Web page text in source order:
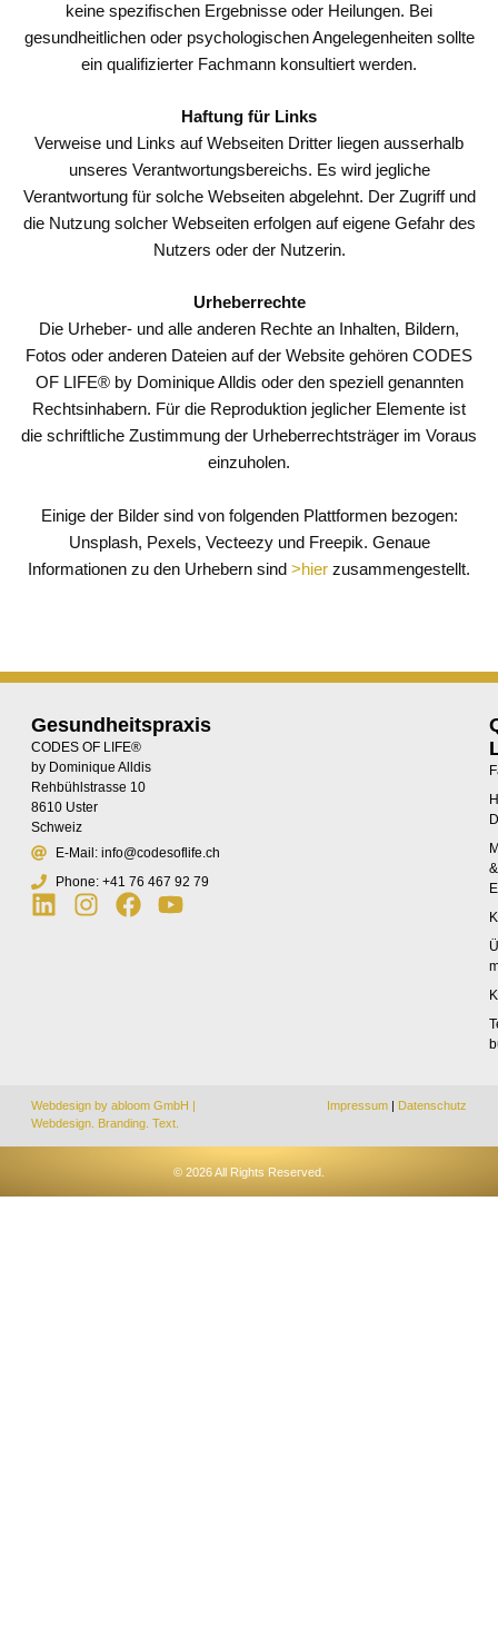
keine spezifischen Ergebnisse oder Heilungen. Bei
gesundheitlichen oder psychologischen Angelegenheiten sollte
ein qualifizierter Fachmann konsultiert werden.
Haftung für Links
Verweise und Links auf Webseiten Dritter liegen ausserhalb
unseres Verantwortungsbereichs. Es wird jegliche
Verantwortung für solche Webseiten abgelehnt. Der Zugriff und
die Nutzung solcher Webseiten erfolgen auf eigene Gefahr des
Nutzers oder der Nutzerin.
Urheberrechte
Die Urheber- und alle anderen Rechte an Inhalten, Bildern,
Fotos oder anderen Dateien auf der Website gehören CODES
OF LIFE® by Dominique Alldis oder den speziell genannten
Rechtsinhabern. Für die Reproduktion jeglicher Elemente ist
die schriftliche Zustimmung der Urheberrechtsträger im Voraus
einzuholen.
Einige der Bilder sind von folgenden Plattformen bezogen:
Unsplash, Pexels, Vecteezy und Freepik. Genaue
Informationen zu den Urhebern sind >hier zusammengestellt.
Gesundheitspraxis
CODES OF LIFE®
by Dominique Alldis
Rehbühlstrasse 10
8610 Uster
Schweiz
E-Mail: info@codesoflife.ch
Phone: +41 76 467 92 79
Linkedin
Instagram
Facebook
Youtube
&
Webdesign by abloom GmbH |
Webdesign. Branding. Text.
Impressum | Datenschutz
© 2026 All Rights Reserved.